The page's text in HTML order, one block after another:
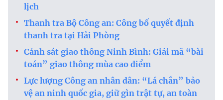
lịch
Thanh tra Bộ Công an: Công bố quyết định
thanh tra tại Hải Phòng
Cảnh sát giao thông Ninh Bình: Giải mã “bài
toán” giao thông mùa cao điểm
Lực lượng Công an nhân dân: “Lá chắn” bảo
vệ an ninh quốc gia, giữ gìn trật tự, an toàn